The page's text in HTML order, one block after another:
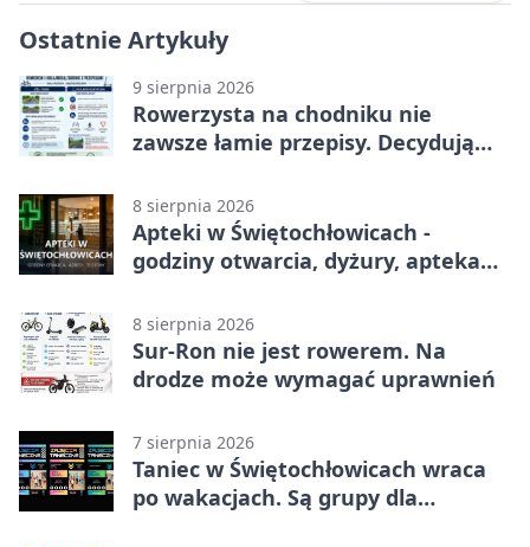
Ostatnie Artykuły
9 sierpnia 2026
Rowerzysta na chodniku nie
zawsze łamie przepisy. Decydują
8 sierpnia 2026
Apteki w Świętochłowicach -
godziny otwarcia, dyżury, apteka
8 sierpnia 2026
Sur-Ron nie jest rowerem. Na
drodze może wymagać uprawnień
7 sierpnia 2026
Taniec w Świętochłowicach wraca
po wakacjach. Są grupy dla